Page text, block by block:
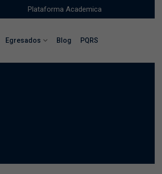
Plataforma Academica
Egresados Blog PQRS